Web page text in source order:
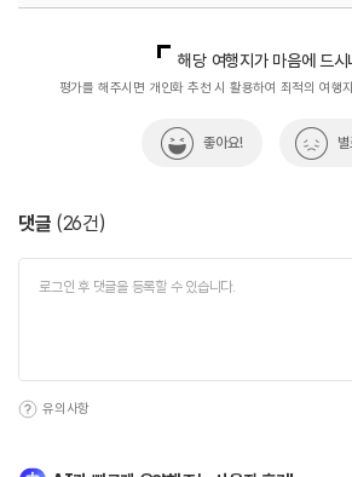
해당 여행지가 마음에 드시
평가를 해주시면 개인화 추천 시 활용하여 최적의 여행
좋아요!
댓글 (26건)
유의사항